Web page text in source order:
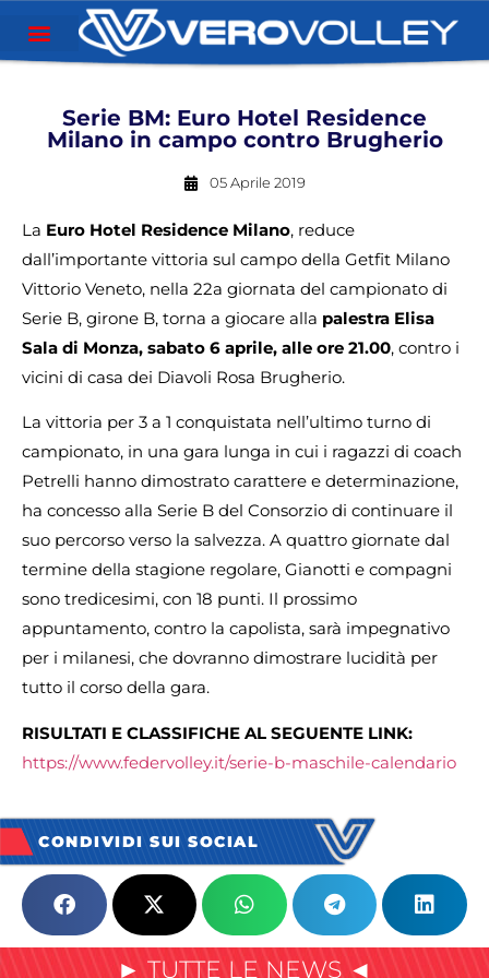
Serie BM: Euro Hotel Residence
Milano in campo contro Brugherio
05 Aprile 2019
La Euro Hotel Residence Milano, reduce
dall’importante vittoria sul campo della Getfit Milano
Vittorio Veneto, nella 22a giornata del campionato di
Serie B, girone B, torna a giocare alla palestra Elisa
Sala di Monza, sabato 6 aprile, alle ore 21.00, contro i
vicini di casa dei Diavoli Rosa Brugherio.
La vittoria per 3 a 1 conquistata nell’ultimo turno di
campionato, in una gara lunga in cui i ragazzi di coach
Petrelli hanno dimostrato carattere e determinazione,
ha concesso alla Serie B del Consorzio di continuare il
suo percorso verso la salvezza. A quattro giornate dal
termine della stagione regolare, Gianotti e compagni
sono tredicesimi, con 18 punti. Il prossimo
appuntamento, contro la capolista, sarà impegnativo
per i milanesi, che dovranno dimostrare lucidità per
tutto il corso della gara.
RISULTATI E CLASSIFICHE AL SEGUENTE LINK:
https://www.federvolley.it/serie-b-maschile-calendario
CONDIVIDI SUI SOCIAL
► TUTTE LE NEWS ◄